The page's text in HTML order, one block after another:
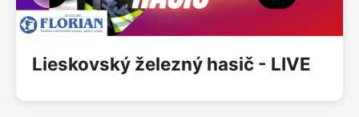
Lieskovský železný hasič - LIVE